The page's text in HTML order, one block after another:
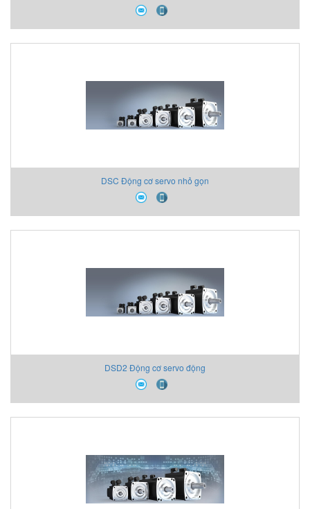
DSC Động cơ servo nhỏ gọn
DSD2 Động cơ servo động